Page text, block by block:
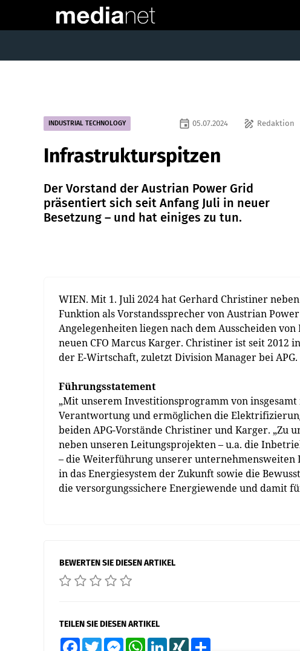
INDUSTRIAL TECHNOLOGY draw Redaktion
event 05.07.2024
Infrastrukturspitzen
Der Vorstand der Austrian Power Grid
präsentiert sich seit ­Anfang Juli in neuer
Besetzung – und hat einiges zu tun.
WIEN. Mit 1. Juli 2024 hat Gerhard Christiner
Funktion als Vorstandssprecher von Austrian
Angelegenheiten liegen nach dem Ausscheiden
neuen CFO Marcus Karger. Christiner ist seit
der E-Wirtschaft, zuletzt Division Manager bei APG.
Führungsstatement
„Mit unserem Investitionsprogramm von
Verantwortung und ermöglichen die
beiden APG-Vorstände Christiner und Karger. „Zu
neben unseren Leitungsprojekten – u.a. die
– die Weiterführung unserer
in das Energiesystem der Zukunft sowie die
die versorgungssichere Energiewende und damit
BEWERTEN SIE DIESEN ARTIKEL
TEILEN SIE DIESEN ARTIKEL
FacebookTwitter MessengerWhatsAppLinkedInXING